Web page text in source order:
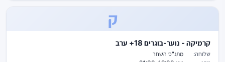
ק
קרמיקה - נוער-בוגרים 18+ ערב
שלוחה:
מתנ"ס השחר